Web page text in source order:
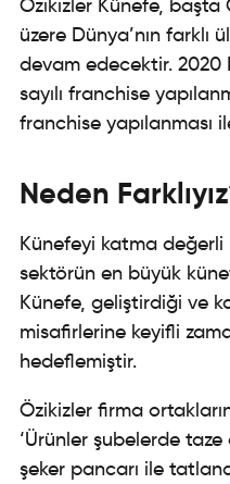
Özikizler Künefe,
üzere Dünya’nın farklı
devam edecektir. 2020
sayılı franchise
franchise yapılanması
Neden
Künefeyi katma
sektörün en büyük
Künefe, geliştirdiği ve
misafirlerine keyifli
hedeflemiştir.
Özikizler firma
‘Ürünler şubelerde
şeker pancarı ile